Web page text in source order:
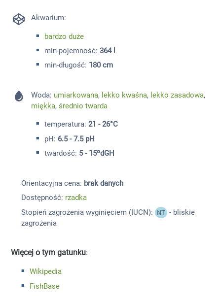
Akwarium:
bardzo duże
min-pojemność: 364 l
min-długość: 180 cm
Woda: umiarkowana, lekko kwaśna, lekko zasadowa,
miękka,średnio twarda
temperatura: 21 - 26°C
pH: 6.5 - 7.5 pH
twardość: 5 - 15ºdGH
Orientacyjna cena: brak danych
Dostępność: rzadka
Stopień zagrożenia wyginięciem (IUCN):
NT - bliskie
zagrożenia
Więcej o tym gatunku:
Wikipedia
FishBase